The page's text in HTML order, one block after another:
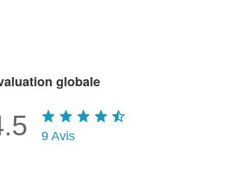
globale
9 Avis